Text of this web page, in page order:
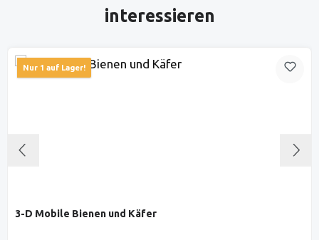
interessieren
Nur 1 auf Lager!
3-D Mobile Bienen und Käfer